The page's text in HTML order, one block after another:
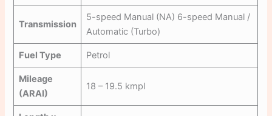
Transmission
5-speed Manual (NA) 6-speed Manual /
Automatic (Turbo)
Fuel Type Petrol
Mileage
(ARAI)
18 – 19.5 kmpl